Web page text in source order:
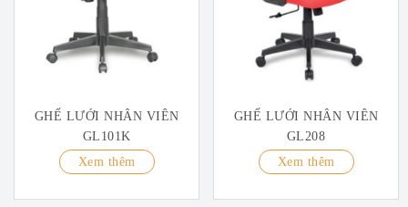
GHẾ LƯỚI NHÂN VIÊN
GL101K
Xem thêm
GHẾ LƯỚI NHÂN VIÊN
GL208
Xem thêm